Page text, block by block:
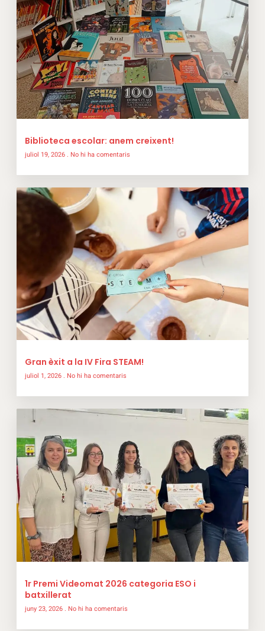
Biblioteca escolar: anem creixent!
juliol 19, 2026 No hi ha comentaris
Gran èxit a la IV Fira STEAM!
juliol 1, 2026 No hi ha comentaris
1r Premi Videomat 2026 categoria ESO i
batxillerat
juny 23, 2026 No hi ha comentaris